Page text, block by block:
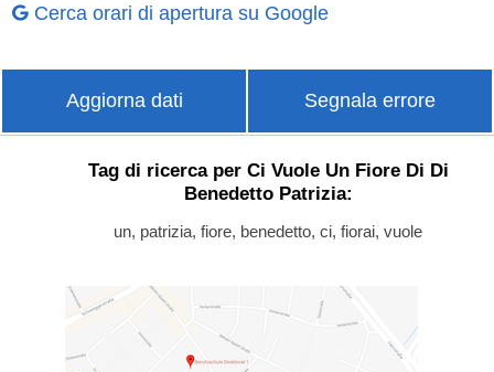
Cerca orari di apertura su Google
Aggiorna dati Segnala errore
Tag di ricerca per Ci Vuole Un Fiore Di Di
Benedetto Patrizia:
un, patrizia, fiore, benedetto, ci, fiorai, vuole